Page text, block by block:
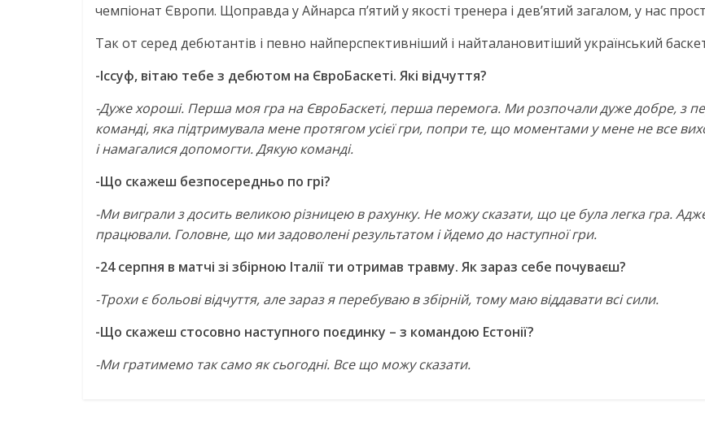
чемпіонат Європи. Щоправда у Айнарса п’ятий у якості тренера і дев’ятий загалом, у нас
Так от серед дебютантів і певно найперспективніший і найталановитіший український
-Іссуф, вітаю тебе з дебютом на ЄвроБаскеті. Які відчуття?
-Дуже хороші. Перша моя гра на ЄвроБаскеті, перша перемога. Ми розпочали дуже добре, з
команді, яка підтримувала мене протягом усієї гри, попри те, що моментами у мене не все
і намагалися допомогти. Дякую команді.
-Що скажеш безпосередньо по грі?
-Ми виграли з досить великою різницею в рахунку. Не можу сказати, що це була легка гра.
працювали. Головне, що ми задоволені результатом і йдемо до наступної гри.
-24 серпня в матчі зі збірною Італії ти отримав травму. Як зараз себе почуваєш?
-Трохи є больові відчуття, але зараз я перебуваю в збірній, тому маю віддавати всі сили.
-Що скажеш стосовно наступного поєдинку – з командою Естонії?
-Ми гратимемо так само як сьогодні. Все що можу сказати.